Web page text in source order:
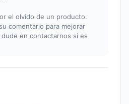
el olvido de un producto.
comentario para mejorar
en contactarnos si es